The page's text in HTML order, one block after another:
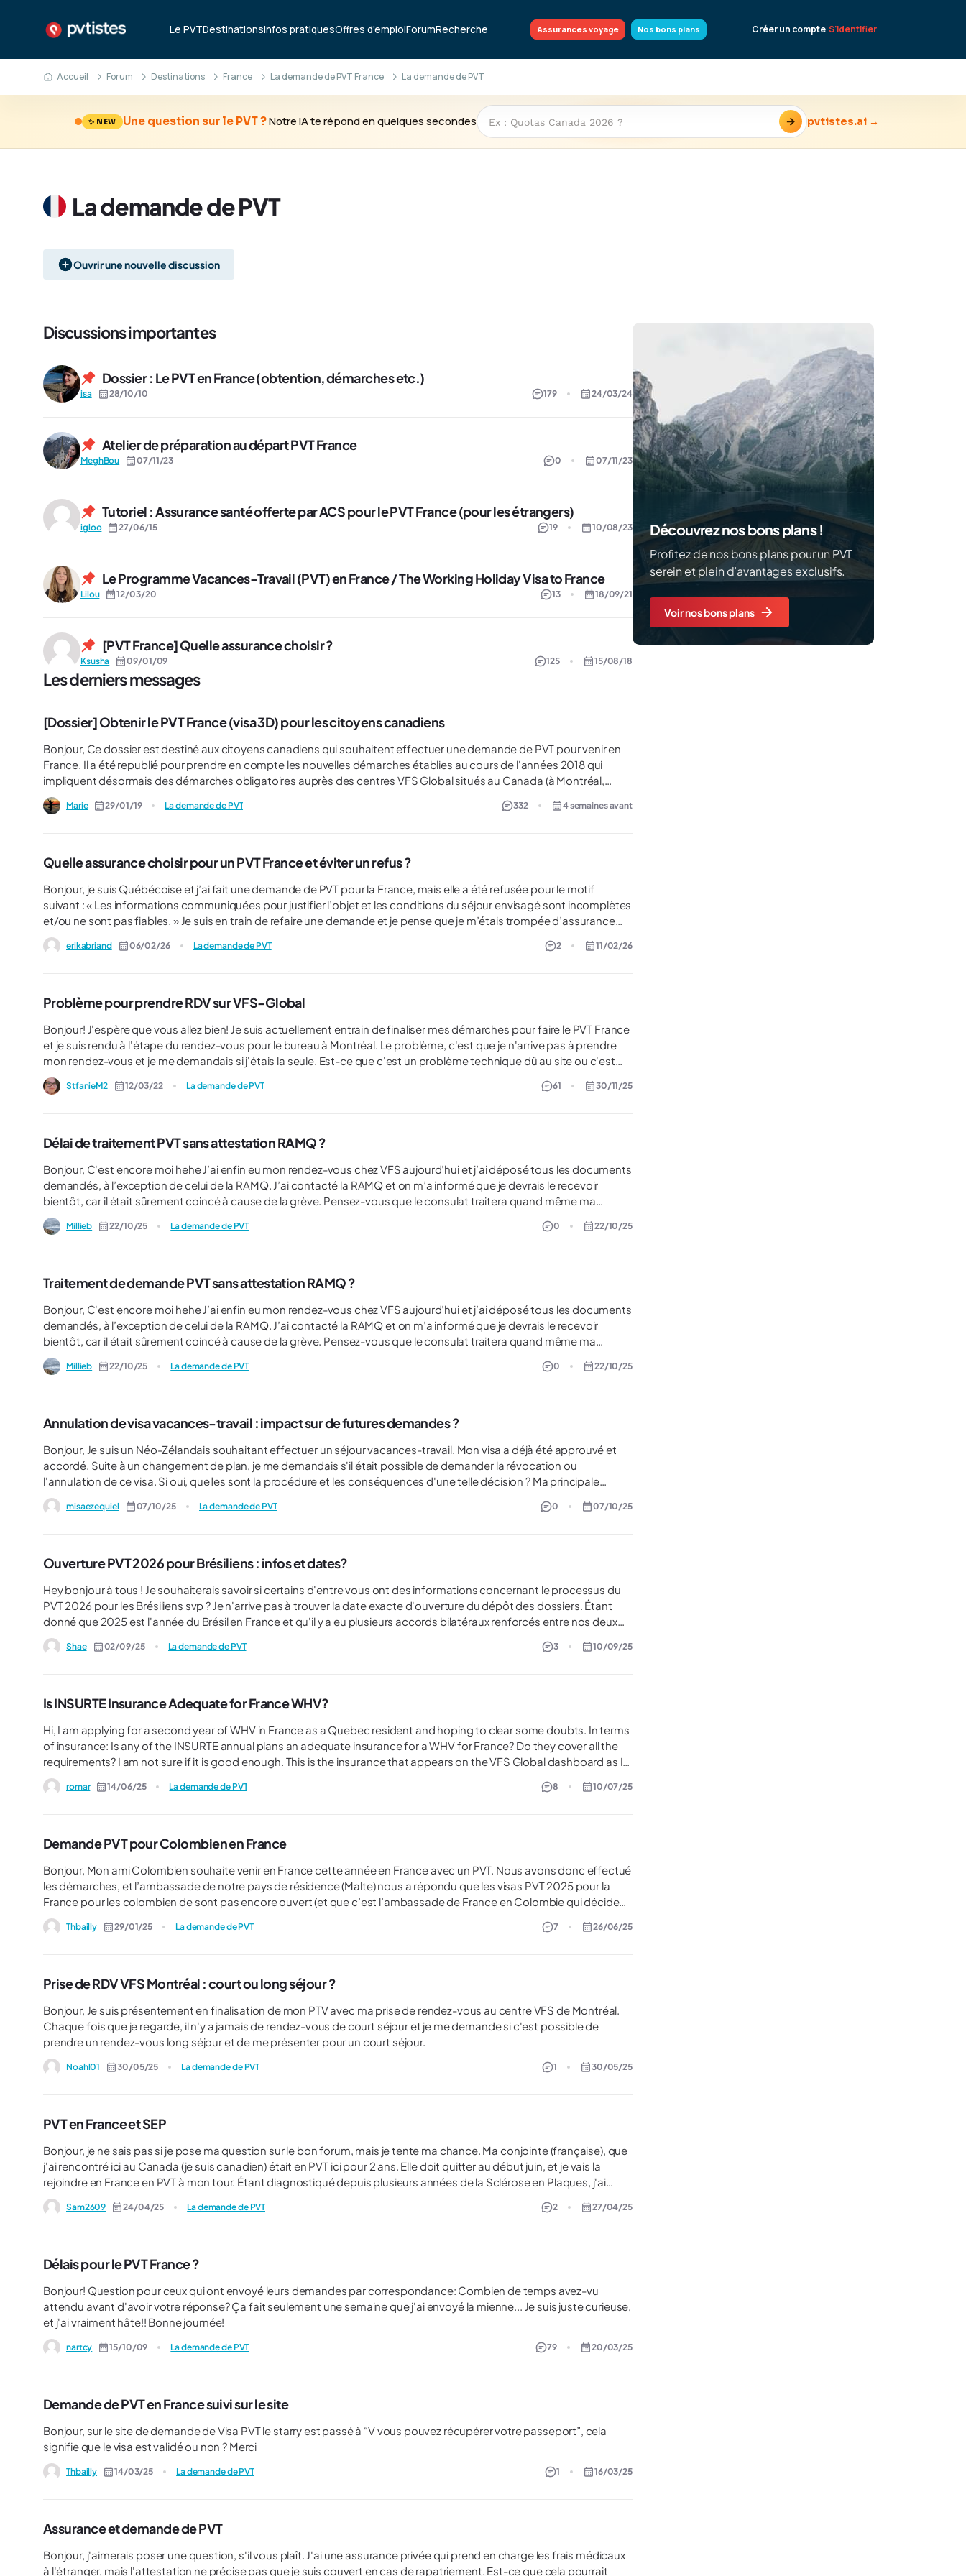
Le PVTDestinationsInfos pratiquesOffres d'emploiForumRecherche Assurances voyage Nos bons plans Créer un compte S'identifier
Accueil Forum Destinations France La demande de PVT France La demande de PVT
✨ NEW Une question sur le PVT ?Notre IA te répond en quelques secondes → pvtistes.ai →
La demande de PVT
Ouvrir une nouvelle discussion
Discussions importantes
Dossier : Le PVT en France (obtention, démarches etc.)
isa 28/10/10 179 24/03/24
Atelier de préparation au départ PVT France
MeghBou 07/11/23 0 07/11/23
Tutoriel : Assurance santé offerte par ACS pour le PVT France (pour les étrangers)
igloo 27/06/15 19 10/08/23
Le Programme Vacances-Travail (PVT) en France / The Working Holiday Visa to France
Lilou 12/03/20 13 18/09/21
[PVT France] Quelle assurance choisir ?
Ksusha 09/01/09 125 15/08/18
Les derniers messages
[Dossier] Obtenir le PVT France (visa 3D) pour les citoyens canadiens
Bonjour, Ce dossier est destiné aux citoyens canadiens qui souhaitent effectuer une demande de PVT pour venir en
France. Il a été republié pour prendre en compte les nouvelles démarches établies au cours de l'années 2018 qui
impliquent désormais des démarches obligatoires auprès des centres VFS Global situés au Canada (à Montréal,
Toronto, Vancouver et Ottawa). Voici les étapes de votre demande de visa Étape 1 : Créer un compte sur le site
France-Visas Étape 2 : Commencez à compléter votre demande de visa en ligne. Étape 3 : Prendre rendez-vous
Marie 29/01/19 La demande de PVT 332 4 semaines avant
Quelle assurance choisir pour un PVT France et éviter un refus ?
Bonjour, je suis Québécoise et j’ai fait une demande de PVT pour la France, mais elle a été refusée pour le motif
suivant : « Les informations communiquées pour justifier l’objet et les conditions du séjour envisagé sont incomplètes
et/ou ne sont pas fiables. » Je suis en train de refaire une demande et je pense que je m’étais trompée d’assurance
voyage la dernière fois. Est-ce que quelqu’un pourrait m’aiguiller sur l’assurance à prendre et sur les erreurs à ne pas
faire ?erikabriand 06/02/26 La demande de PVT 2 11/02/26
Problème pour prendre RDV sur VFS-Global
Bonjour! J'espère que vous allez bien! Je suis actuellement entrain de finaliser mes démarches pour faire le PVT France
et je suis rendu à l'étape du rendez-vous pour le bureau à Montréal. Le problème, c'est que je n'arrive pas à prendre
mon rendez-vous et je me demandais si j'étais la seule. Est-ce que c'est un problème technique dû au site ou c'est
StfanieM2 12/03/22 La demande de PVT 61 30/11/25
Délai de traitement PVT sans attestation RAMQ ?
Bonjour, C'est encore moi hehe J’ai enfin eu mon rendez-vous chez VFS aujourd’hui et j’ai déposé tous les documents
demandés, à l’exception de celui de la RAMQ. J’ai contacté la RAMQ et on m’a informé que je devrais le recevoir
bientôt, car il était sûrement coincé à cause de la grève. Pensez-vous que le consulat traitera quand même ma
demande en attendant, ou vont-ils bloquer le dossier jusqu’à réception de l’attestation ?
Millieb 22/10/25 La demande de PVT 0 22/10/25
Traitement de demande PVT sans attestation RAMQ ?
Bonjour, C'est encore moi hehe J’ai enfin eu mon rendez-vous chez VFS aujourd’hui et j’ai déposé tous les documents
demandés, à l’exception de celui de la RAMQ. J’ai contacté la RAMQ et on m’a informé que je devrais le recevoir
bientôt, car il était sûrement coincé à cause de la grève. Pensez-vous que le consulat traitera quand même ma
demande en attendant, ou vont-ils bloquer le dossier jusqu’à réception de l’attestation ?
Millieb 22/10/25 La demande de PVT 0 22/10/25
Annulation de visa vacances-travail : impact sur de futures demandes ?
Bonjour, Je suis un Néo-Zélandais souhaitant effectuer un séjour vacances-travail. Mon visa a déjà été approuvé et
accordé. Suite à un changement de plan, je me demandais s'il était possible de demander la révocation ou
l'annulation de ce visa. Si oui, quelles sont la procédure et les conséquences d'une telle décision ? Ma principale
inquiétude est de savoir si mes futures demandes de visa (qu'il s'agisse d'un séjour vacances-travail, d'un séjour
étudiant, etc.) seront plus difficiles à obtenir compte tenu de ces antécédents. Étant donné que la révocation est
misaezequiel 07/10/25 La demande de PVT 0 07/10/25
Ouverture PVT 2026 pour Brésiliens : infos et dates?
Hey bonjour à tous ! Je souhaiterais savoir si certains d'entre vous ont des informations concernant le processus du
PVT 2026 pour les Brésiliens svp ? Je n'arrive pas à trouver la date exacte d'ouverture du dépôt des dossiers. Étant
donné que 2025 est l'année du Brésil en France et qu'il y a eu plusieurs accords bilatéraux renforcés entre nos deux
pays cette année, je me demande si certaines législations ont évolué pour faciliter, voire alléger, les échanges PVT
entre la France et le Brésil. Du coup j'aimerais préparer au mieux la demande PVT d'un proche qui vit au Brésil, donc si
Shae 02/09/25 La demande de PVT 3 10/09/25
Is INSURTE Insurance Adequate for France WHV?
Hi, I am applying for a second year of WHV in France as a Quebec resident and hoping to clear some doubts. In terms
of insurance: Is any of the INSURTE annual plans an adequate insurance for a WHV for France? Do they cover all the
requirements? I am not sure if it is good enough. This is the insurance that appears on the VFS Global dashboard as I
log in... So it should be accepted? Also, I received a letter from the RAMQ stating that I am not eligible for a septennal
year again (since I benefitted last year) The dates I declared for absence from Quebec are 1 July 2025 to July 1 2026.
romar 14/06/25 La demande de PVT 8 10/07/25
Demande PVT pour Colombien en France
Bonjour, Mon ami Colombien souhaite venir en France cette année en France avec un PVT. Nous avons donc effectué
les démarches, et l’ambassade de notre pays de résidence (Malte) nous a répondu que les visas PVT 2025 pour la
France pour les colombien de sont pas encore ouvert (et que c’est l’ambassade de France en Colombie qui décide
Thbailly 29/01/25 La demande de PVT 7 26/06/25
Prise de RDV VFS Montréal : court ou long séjour ?
Bonjour, Je suis présentement en finalisation de mon PTV avec ma prise de rendez-vous au centre VFS de Montréal.
Chaque fois que je regarde, il n'y a jamais de rendez-vous de court séjour et je me demande si c'est possible de
prendre un rendez-vous long séjour et de me présenter pour un court séjour.​
Noahl01 30/05/25 La demande de PVT 1 30/05/25
PVT en France et SEP
Bonjour, je ne sais pas si je pose ma question sur le bon forum, mais je tente ma chance. Ma conjointe (française), que
j'ai rencontré ici au Canada (je suis canadien) était en PVT ici pour 2 ans. Elle doit quitter au début juin, et je vais la
rejoindre en France en PVT à mon tour. Étant diagnostiqué depuis plusieurs années de la Sclérose en Plaques, j'ai
l'habitude du système d'administration ici pour mes traitements et mes suivis médicaux. J'aimerais savoir si certain
d'entre vous ont réalisé un PVT de Canada vers France avec une maladie chronique, et si les procédures classiques
débuter mon PVT pour la rejoindre, et ensuite enclancher les procédures de PACS pour demander un Visa Vie Privée
et Famille, afin d'accéder au régime de santé français. Je suis...
Sam2609 24/04/25 La demande de PVT 2 27/04/25
Délais pour le PVT France ?
Bonjour! Question pour ceux qui ont envoyé leurs demandes par correspondance: Combien de temps avez-vu
attendu avant d'avoir votre réponse? Ça fait seulement une semaine que j'ai envoyé la mienne... Je suis juste curieuse,
et j'ai vraiment hâte!! Bonne journée!
nartcy 15/10/09 La demande de PVT 79 20/03/25
Demande de PVT en France suivi sur le site
Bonjour, sur le site de demande de Visa PVT le starry est passé à “V vous pouvez récupérer votre passeport”, cela
signifie que le visa est validé ou non ? Merci
Thbailly 14/03/25 La demande de PVT 1 16/03/25
Assurance et demande de PVT
Bonjour, j'aimerais poser une question, s'il vous plaît. J'ai une assurance privée qui prend en charge les frais médicaux
à l'étranger, mais l'attestation ne précise pas que je suis couvert en cas de rapatriement. Est-ce que cela pourrait
Découvrez nos bons plans !
Profitez de nos bons plans pour un PVT
serein et plein d’avantages exclusifs.
Voir nos bons plans